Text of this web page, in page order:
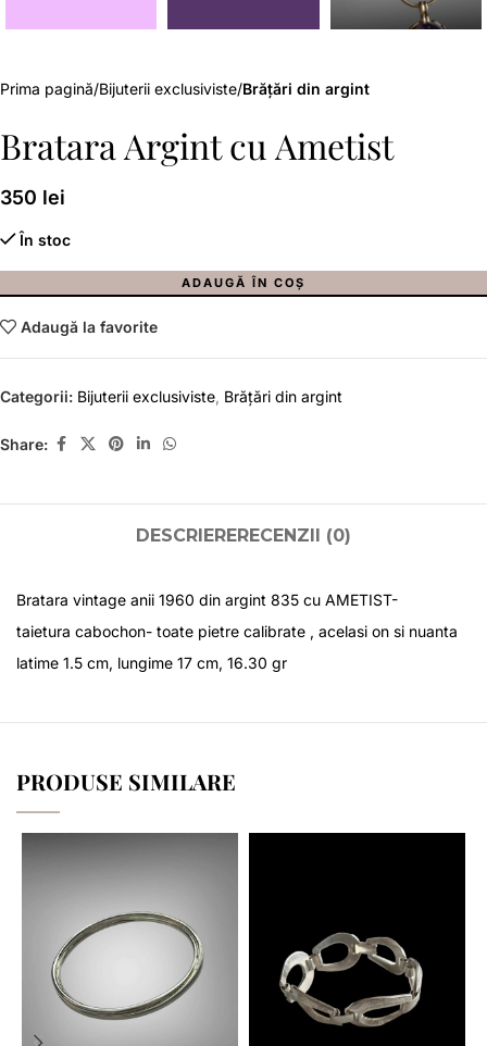
Prima pagină Bijuterii exclusiviste Brățări din argint
Bratara Argint cu Ametist
350 lei
În stoc
ADAUGĂ ÎN COȘ
Adaugă la favorite
Categorii: Bijuterii exclusiviste Brățări din argint
Share:
DESCRIERERECENZII (0)
Bratara vintage anii 1960 din argint 835 cu AMETIST-
taietura cabochon- toate pietre calibrate , acelasi on si nuanta
latime 1.5 cm, lungime 17 cm, 16.30 gr
PRODUSE SIMILARE